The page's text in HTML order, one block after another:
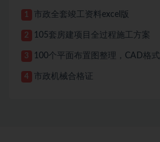
1 市政全套竣工资料excel版
2 105套房建项目全过程施工方案
3 100个平面布置图整理，CAD格式
4 市政机械合格证